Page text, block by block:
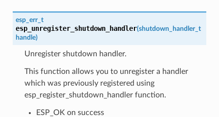
esp_err_t
esp_unregister_shutdown_handler(shutdown_handler_t
handle)
Unregister shutdown handler.
This function allows you to unregister a handler
which was previously registered using
esp_register_shutdown_handler function.
ESP_OK on success